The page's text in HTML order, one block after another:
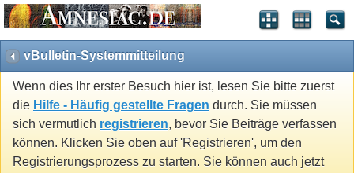
vBulletin-Systemmitteilung
Wenn dies Ihr erster Besuch hier ist, lesen Sie bitte zuerst
die Hilfe - Häufig gestellte Fragen durch. Sie müssen
sich vermutlich registrieren, bevor Sie Beiträge verfassen
können. Klicken Sie oben auf 'Registrieren', um den
Registrierungsprozess zu starten. Sie können auch jetzt